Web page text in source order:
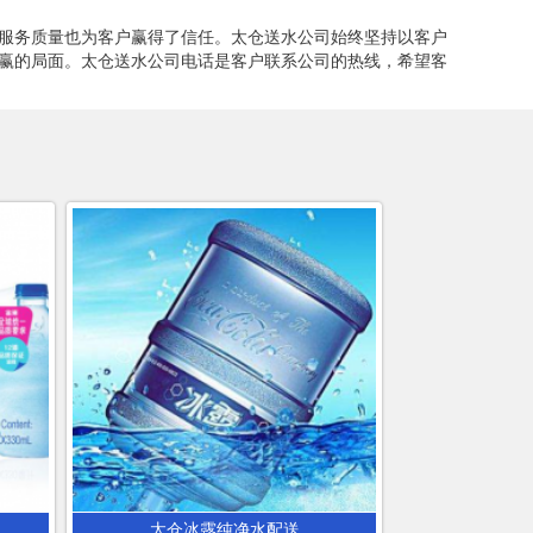
务质量也为客户赢得了信任。太仓送水公司始终坚持以客户
的局面。太仓送水公司电话是客户联系公司的热线，希望客